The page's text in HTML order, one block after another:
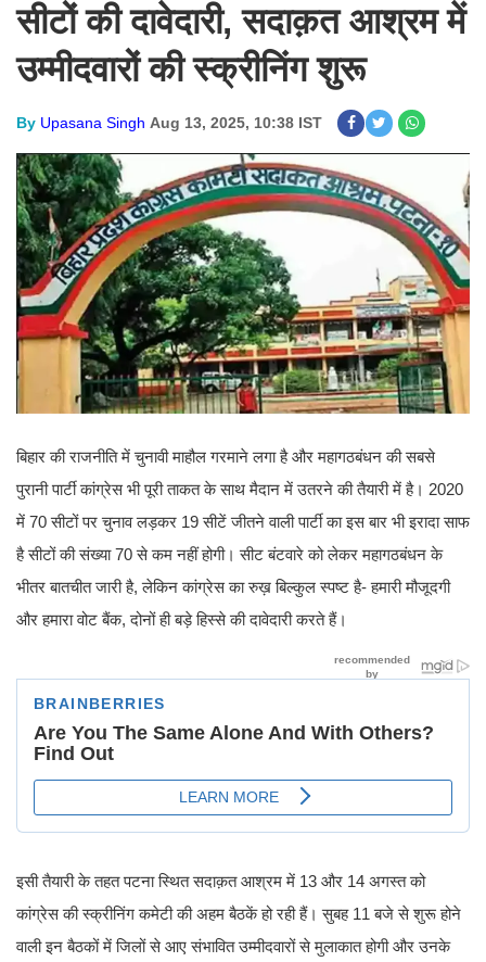
सीटों की दावेदारी, सदाक़त आश्रम में
उम्मीदवारों की स्क्रीनिंग शुरू
By Upasana Singh Aug 13, 2025, 10:38 IST
बिहार की राजनीति में चुनावी माहौल गरमाने लगा है और महागठबंधन की सबसे
पुरानी पार्टी कांग्रेस भी पूरी ताकत के साथ मैदान में उतरने की तैयारी में है। 2020
में 70 सीटों पर चुनाव लड़कर 19 सीटें जीतने वाली पार्टी का इस बार भी इरादा साफ
है सीटों की संख्या 70 से कम नहीं होगी। सीट बंटवारे को लेकर महागठबंधन के
भीतर बातचीत जारी है, लेकिन कांग्रेस का रुख़ बिल्कुल स्पष्ट है- हमारी मौजूदगी
और हमारा वोट बैंक, दोनों ही बड़े हिस्से की दावेदारी करते हैं।
इसी तैयारी के तहत पटना स्थित सदाक़त आश्रम में 13 और 14 अगस्त को
कांग्रेस की स्क्रीनिंग कमेटी की अहम बैठकें हो रही हैं। सुबह 11 बजे से शुरू होने
वाली इन बैठकों में जिलों से आए संभावित उम्मीदवारों से मुलाकात होगी और उनके